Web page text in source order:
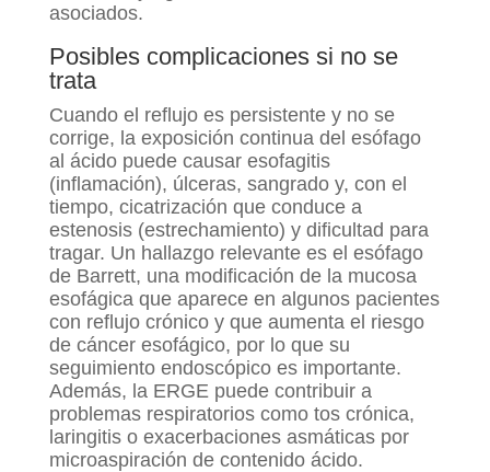
asociados.
Posibles complicaciones si no se
trata
Cuando el reflujo es persistente y no se
corrige, la exposición continua del esófago
al ácido puede causar esofagitis
(inflamación), úlceras, sangrado y, con el
tiempo, cicatrización que conduce a
estenosis (estrechamiento) y dificultad para
tragar. Un hallazgo relevante es el esófago
de Barrett, una modificación de la mucosa
esofágica que aparece en algunos pacientes
con reflujo crónico y que aumenta el riesgo
de cáncer esofágico, por lo que su
seguimiento endoscópico es importante.
Además, la ERGE puede contribuir a
problemas respiratorios como tos crónica,
laringitis o exacerbaciones asmáticas por
microaspiración de contenido ácido.